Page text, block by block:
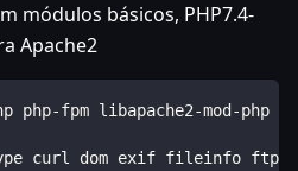
módulos básicos, PHP7.4-
Apache2
fpm libapache2-mod-php
curl dom exif fileinfo ftp